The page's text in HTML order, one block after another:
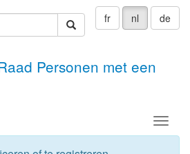
fr nl de
zoeken
Personen met een
Menu